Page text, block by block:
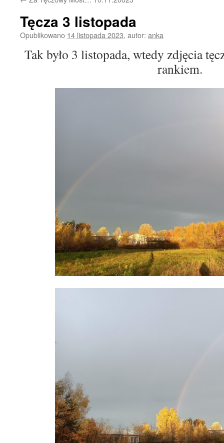
Tęcza 3 listopada
Opublikowano 14 listopada 2023, autor: anka
Tak było 3 listopada, wtedy zdjęcia
rankiem.